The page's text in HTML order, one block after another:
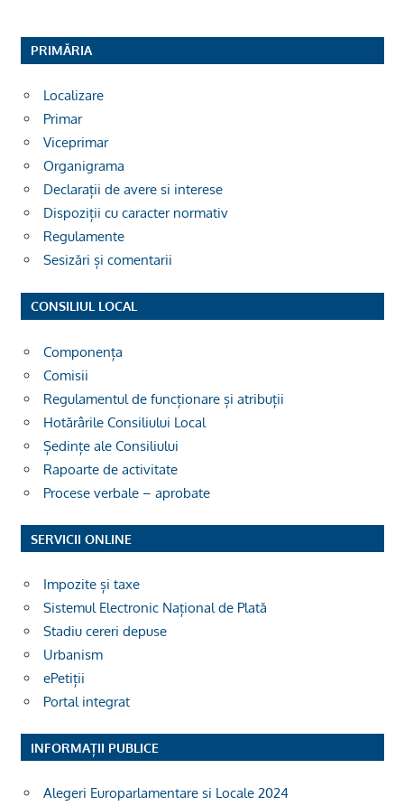
PRIMĂRIA
Localizare
Primar
Viceprimar
Organigrama
Declarații de avere si interese
Dispoziții cu caracter normativ
Regulamente
Sesizări și comentarii
CONSILIUL LOCAL
Componența
Comisii
Regulamentul de funcționare și atribuții
Hotărârile Consiliului Local
Ședințe ale Consiliului
Rapoarte de activitate
Procese verbale – aprobate
SERVICII ONLINE
Impozite și taxe
Sistemul Electronic Național de Plată
Stadiu cereri depuse
Urbanism
ePetiții
Portal integrat
INFORMAȚII PUBLICE
Alegeri Europarlamentare si Locale 2024